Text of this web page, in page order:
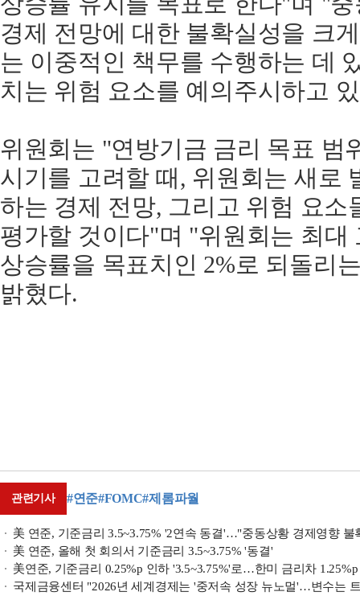
경제 전망에 대한 불확실성을 크
는 이중적인 책무를 수행하는 데
치는 위험 요소를 예의주시하고
위원회는 "연방기금 금리 목표 범
시기를 고려할 때, 위원회는 새로
하는 경제 전망, 그리고 위험 요소
평가할 것이다"며 "위원회는 최대
상승률을 목표치인 2%로 되돌리
밝혔다.
관련기사 #연준#FOMC#제롬파월
美 연준, 기준금리 3.5~3.75% '2연속 동결'…"중동상황 경제영향 불
美 연준, 올해 첫 회의서 기준금리 3.5~3.75% '동결'
美연준, 기준금리 0.25%p 인하 '3.5~3.75%'로…한미 금리차 1.25%p
국제금융센터 "2026년 세계경제는 '중저속 성장 뉴노멀'…변수는